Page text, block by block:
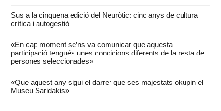
Sus a la cinquena edició del Neuròtic: cinc anys de cultura
crítica i autogestió
«En cap moment se’ns va comunicar que aquesta
participació tengués unes condicions diferents de la resta de
persones seleccionades»
«Que aquest any sigui el darrer que ses majestats okupin el
Museu Saridakis»